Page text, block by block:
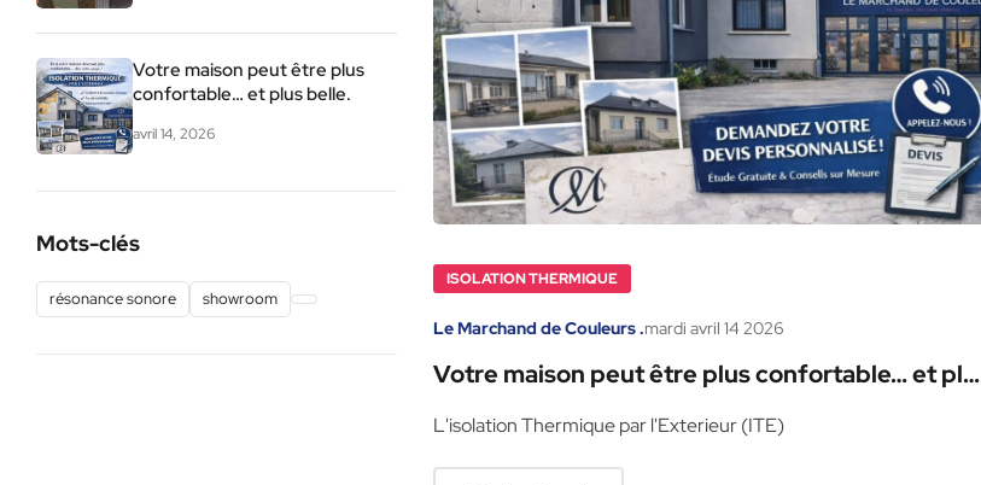
Votre maison peut être plus
confortable… et plus belle.
avril 14, 2026
Mots-clés
résonance sonore showroom
ISOLATION THERMIQUE
Le Marchand de Couleurs .mardi avril 14 2026
Votre maison peut être plus confortable… et plus
L'isolation Thermique par l'Exterieur (ITE)